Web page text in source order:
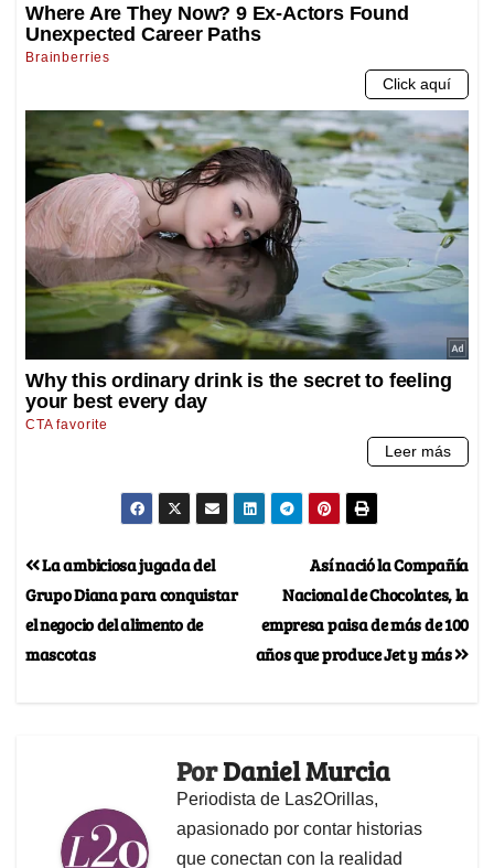
Así nació la Compañía
Nacional de Chocolates, la
empresa paisa de más de 100
años que produce Jet y más
La ambiciosa jugada del
Grupo Diana para conquistar
el negocio del alimento de
mascotas
PorDaniel Murcia
Periodista de Las2Orillas,
apasionado por contar historias
que conectan con la realidad